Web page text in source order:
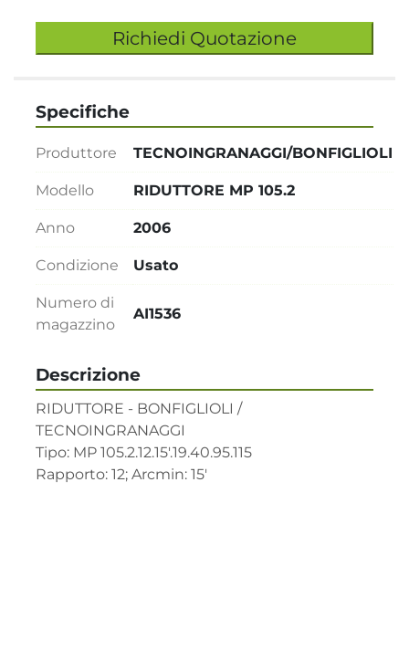
Richiedi Quotazione
Descrizione
RIDUTTORE - BONFIGLIOLI /
TECNOINGRANAGGI
Tipo: MP 105.2.12.15'.19.40.95.115
Rapporto: 12; Arcmin: 15'
Specifiche
Produttore TECNOINGRANAGGI/BONFIGLIOLI
Modello RIDUTTORE MP 105.2
Anno 2006
Condizione Usato
Numero di
magazzino
AI1536